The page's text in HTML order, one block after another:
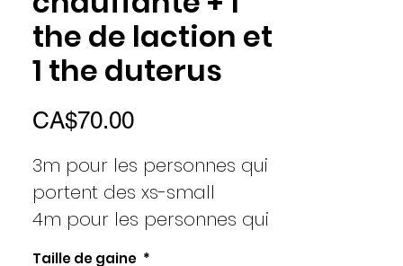
the de laction et
1 the duterus
CA$70.00Price
3m pour les personnes qui
portent des xs-small
4m pour les personnes qui
portent petit et un peu
Taille de gaine *